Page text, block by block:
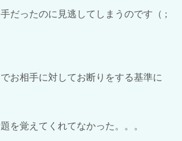
だったのに見逃してしまうのです（ ;
お相手に対してお断りをする基準に
を覚えてくれてなかった。。。